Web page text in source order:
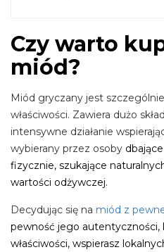
Czy warto
miód?
Miód gryczany jest
właściwości. Zawiera dużo
intensywne działanie
wybierany przez osoby
fizycznie, szukające
wartości odżywczej.
Decydując się na miód z
pewność jego autentyczności,
właściwości, wspierasz